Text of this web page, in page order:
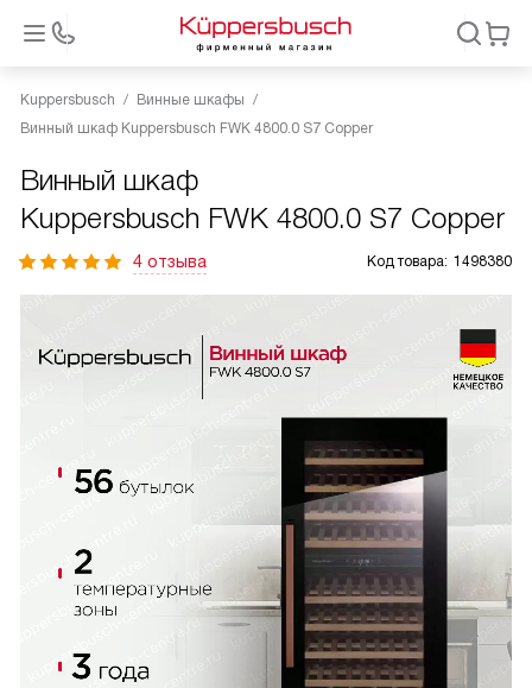
Kuppersbusch
Винные шкафы
Винный шкаф Kuppersbusch FWK 4800.0 S7 Copper
Винный шкаф
Kuppersbusch FWK 4800.0 S7 Copper
4 отзыва Код товара: 1498380